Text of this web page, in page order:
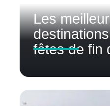
Les
fêtes de fin